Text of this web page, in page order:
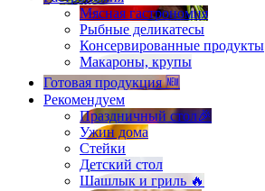
Мясная гастрономия
Рыбные деликатесы
Консервированные продукты
Макароны, крупы
Готовая продукция 🆕
Рекомендуем
Праздничный стол🎉
Ужин дома
Стейки
Детский стол
Шашлык и гриль 🔥